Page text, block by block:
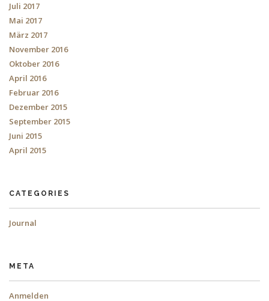
Juli 2017
Mai 2017
März 2017
November 2016
Oktober 2016
April 2016
Februar 2016
Dezember 2015
September 2015
Juni 2015
April 2015
CATEGORIES
Journal
META
Anmelden